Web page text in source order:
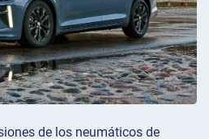
de los neumáticos de